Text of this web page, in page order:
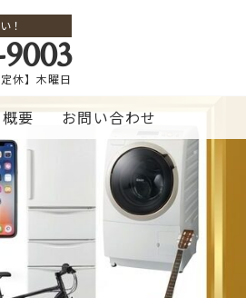
！
休】木曜日
要 お問い合わせ